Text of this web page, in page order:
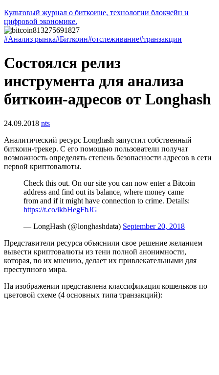
Культовый журнал о биткоине, технологии блокчейн и
цифровой экономике.
#Анализ рынка#Биткоин#отслеживание#транзакции
Состоялся релиз
инструмента для анализа
биткоин-адресов от Longhash
24.09.2018 nts
Аналитический ресурс Longhash запустил собственный
биткоин-трекер. С его помощью пользователи получат
возможность определять степень безопасности адресов в сети
первой криптовалюты.
Check this out. On our site you can now enter a Bitcoin
address and find out its balance, where money came
from and if it might have connection to crime. Details:
https://t.co/ikbHegFbJG
— LongHash (@longhashdata) September 20, 2018
Представители ресурса объяснили свое решение желанием
вывести криптовалюты из тени полной анонимности,
которая, по их мнению, делает их привлекательными для
преступного мира.
На изображении представлена классификация кошельков по
цветовой схеме (4 основных типа транзакций):